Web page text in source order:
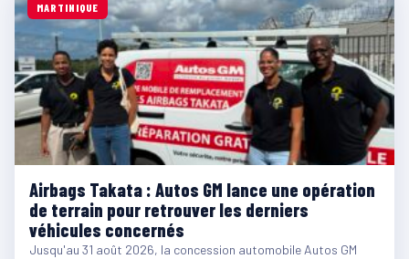
MARTINIQUE
Airbags Takata : Autos GM lance une opération
de terrain pour retrouver les derniers
véhicules concernés
Jusqu'au 31 août 2026, la concession automobile Autos GM